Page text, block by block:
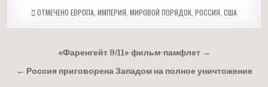
ОТМЕЧЕНО ЕВРОПА ИМПЕРИЯ МИРОВОЙ ПОРЯДОК РОССИЯ США
Навигация
по
«Фаренгейт 9/11» фильм-памфлет →
← Россия приговорена Западом на полное уничтожение